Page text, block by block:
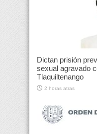
Dictan prisión
sexual agravado
Tlaquiltenango
2 horas atras